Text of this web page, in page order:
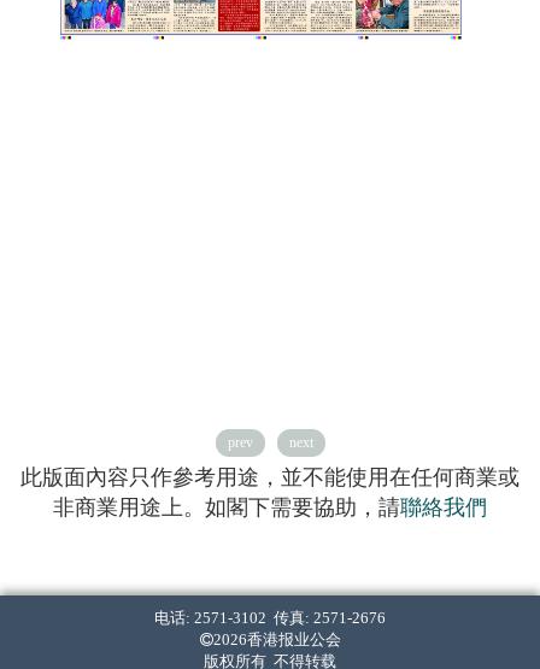
prev next
此版面內容只作參考用途，並不能使用在任何商業或
非商業用途上。如閣下需要協助，請聯絡我們
电话: 2571-3102 传真: 2571-2676
2026香港报业公会
版权所有 不得转载